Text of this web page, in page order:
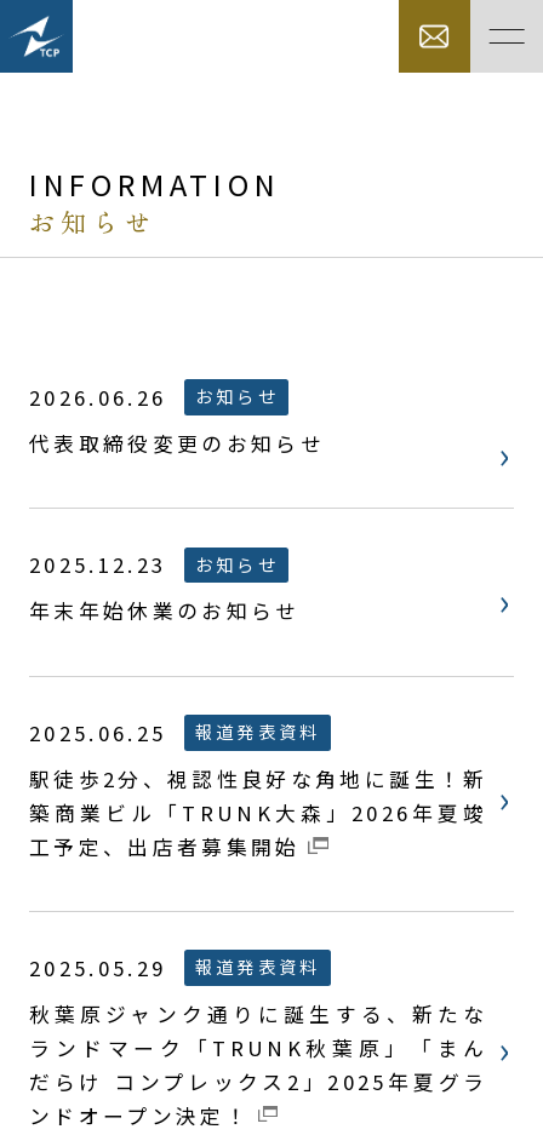
INFORMATION
お知らせ
2026.06.26 お知らせ
代表取締役変更のお知らせ
2025.12.23 お知らせ
年末年始休業のお知らせ
2025.06.25 報道発表資料
駅徒歩2分、視認性良好な角地に誕生！新
築商業ビル「TRUNK大森」2026年夏竣
工予定、出店者募集開始
2025.05.29 報道発表資料
秋葉原ジャンク通りに誕生する、新たな
ランドマーク「TRUNK秋葉原」「まん
だらけ コンプレックス2」2025年夏グラ
ンドオープン決定！